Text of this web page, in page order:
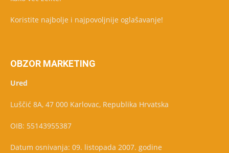
Koristite najbolje i najpovoljnije oglašavanje!
OBZOR MARKETING
Ured
Luščić 8A, 47 000 Karlovac, Republika Hrvatska
OIB: 55143955387
Datum osnivanja: 09. listopada 2007. godine